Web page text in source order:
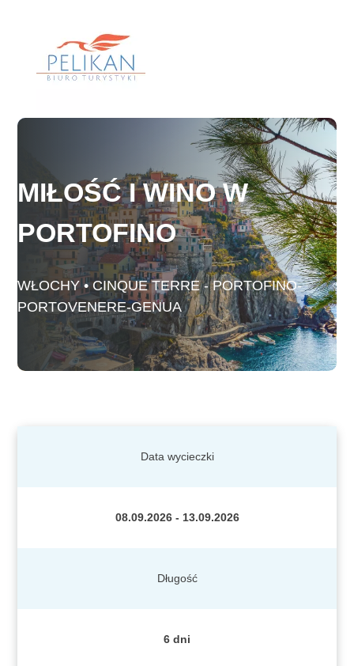
MIŁOŚĆ I WINO W
PORTOFINO
WŁOCHY • CINQUE TERRE - PORTOFINO-
PORTOVENERE-GENUA
Data wycieczki
08.09.2026 - 13.09.2026
Długość
6 dni